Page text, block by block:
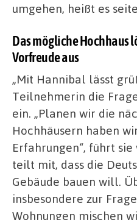
umgehen, heißt es
Das mögliche Hochhaus
Vorfreude aus
„Mit Hannibal lässt
Teilnehmerin die
ein. „Planen wir die
Hochhäusern haben
Erfahrungen“, führt
teilt mit, dass die
Gebäude bauen will.
insbesondere zur
Wohnungen mischen